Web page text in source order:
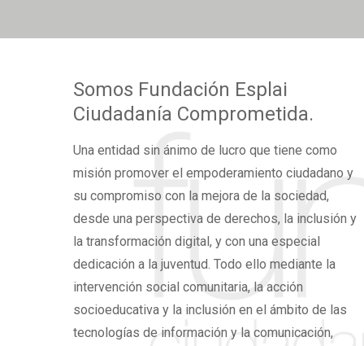
Somos Fundación Esplai
Ciudadanía Comprometida.
Una entidad sin ánimo de lucro que tiene como
misión promover el empoderamiento ciudadano y
su compromiso con la mejora de la sociedad,
desde una perspectiva de derechos, la inclusión y
la transformación digital, y con una especial
dedicación a la juventud. Todo ello mediante la
intervención social comunitaria, la acción
socioeducativa y la inclusión en el ámbito de las
tecnologías de información y la comunicación,